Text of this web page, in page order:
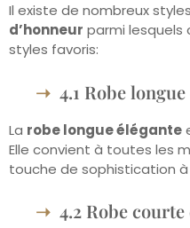
Il existe de nombreux
d’honneur parmi lesquels
styles favoris:
4.1 Robe
La robe longue élégante
Elle convient à toutes les
touche de sophistication
4.2 Robe